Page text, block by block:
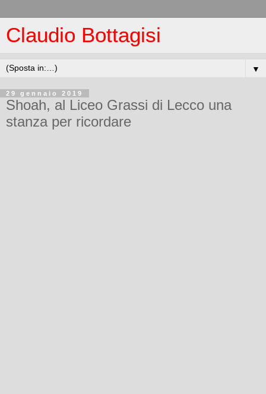
Claudio Bottagisi
▼
29 gennaio 2019
Shoah, al Liceo Grassi di Lecco una
stanza per ricordare